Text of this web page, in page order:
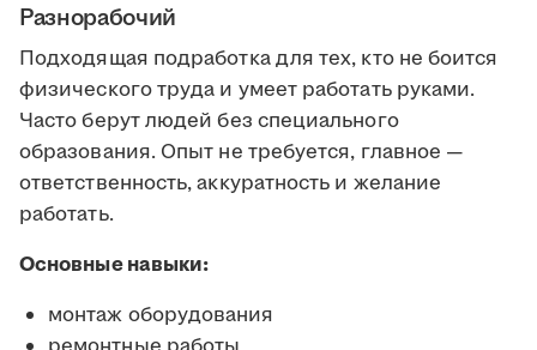
Разнорабочий
Подходящая подработка для тех, кто не боится
физического труда и умеет работать руками.
Часто берут людей без специального
образования. Опыт не требуется, главное —
ответственность, аккуратность и желание
работать.
Основные навыки:
монтаж оборудования